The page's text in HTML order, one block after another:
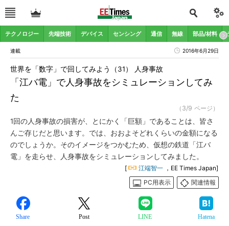
テクノロジー 先端技術 デバイス センシング 通信 無線 部品/材料
連載 2016年6月29日
「江バ電」で人身事故をシミュレーションしてみ
た
世界を「数字」で回してみよう（31） 人身事故
（3/9 ページ）
1回の人身事故の損害が、とにかく「巨額」であることは、皆さ
んご存じだと思います。では、おおよそどれくらいの金額になる
のでしょうか。そのイメージをつかむため、仮想の鉄道「江バ
電」を走らせ、人身事故をシミュレーションしてみました。
[ 江端智一 ，EE Times Japan]
PC用表示
関連情報
Share Post LINE Hatena